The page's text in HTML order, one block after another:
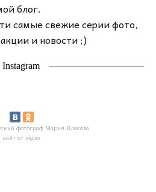
блог.
самые свежие серии фото,
и новости ;)
Instagram
фотограф Мария Власова
сайт от vigbo